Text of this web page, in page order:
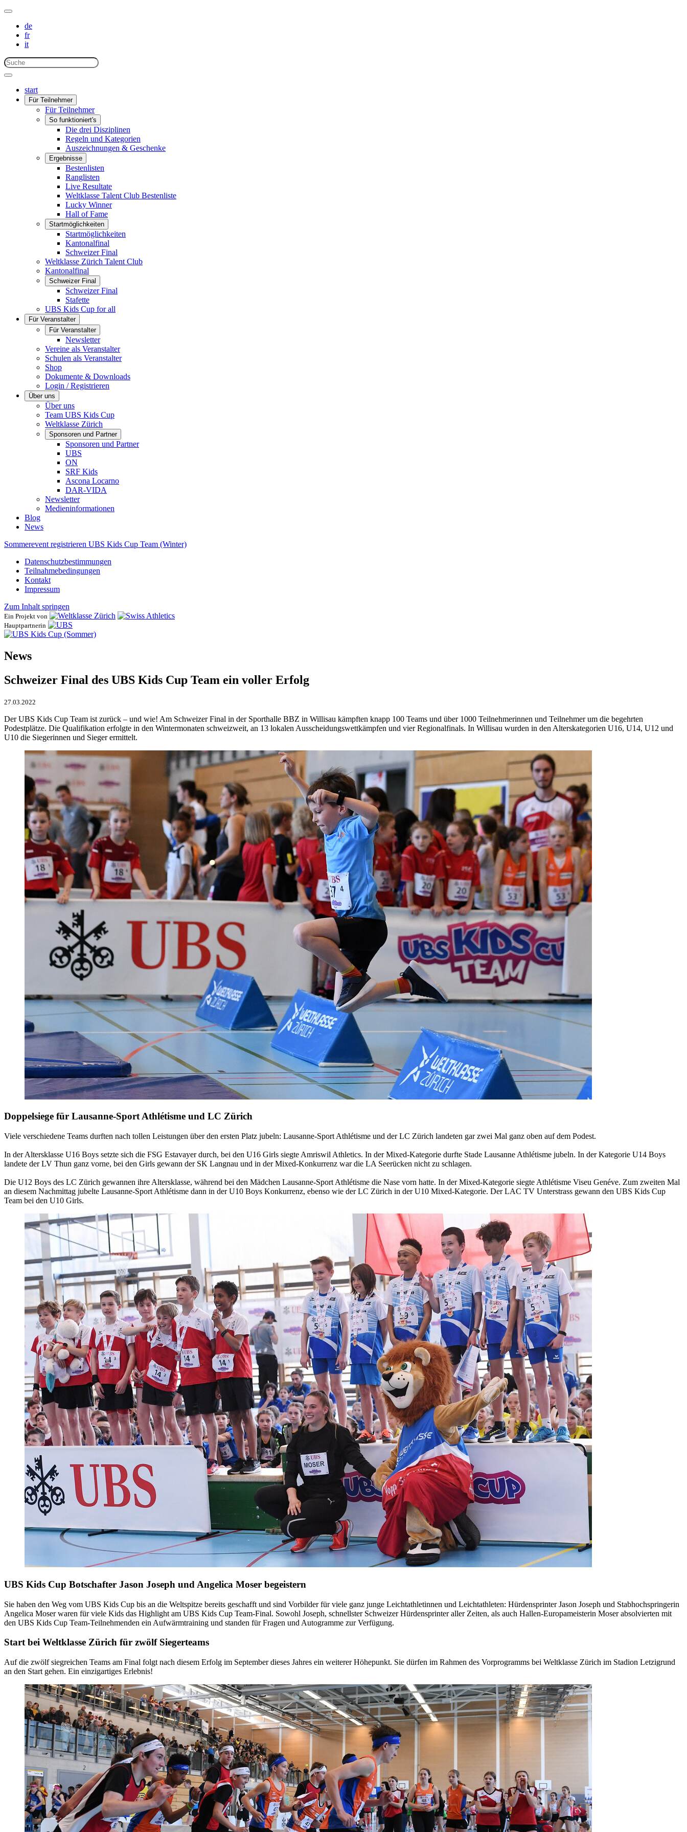
de
fr
it
start
Für Teilnehmer
Für Teilnehmer
So funktioniert's
Die drei Disziplinen
Regeln und Kategorien
Auszeichnungen & Geschenke
Ergebnisse
Bestenlisten
Ranglisten
Live Resultate
Weltklasse Talent Club Bestenliste
Lucky Winner
Hall of Fame
Startmöglichkeiten
Startmöglichkeiten
Kantonalfinal
Schweizer Final
Weltklasse Zürich Talent Club
Kantonalfinal
Schweizer Final
Schweizer Final
Stafette
UBS Kids Cup for all
Für Veranstalter
Für Veranstalter
Newsletter
Vereine als Veranstalter
Schulen als Veranstalter
Shop
Dokumente & Downloads
Login / Registrieren
Über uns
Über uns
Team UBS Kids Cup
Weltklasse Zürich
Sponsoren und Partner
Sponsoren und Partner
UBS
ON
SRF Kids
Ascona ​Locarno
DAR-VIDA
Newsletter
Medieninformationen
Blog
News
Sommerevent registrieren UBS Kids Cup Team (Winter)
Datenschutzbestimmungen
Teilnahmebedingungen
Kontakt
Impressum
Zum Inhalt springen
Ein Projekt von
Hauptpartnerin
News
Schweizer Final des UBS Kids Cup Team ein voller Erfolg
27.03.2022
Der UBS Kids Cup Team ist zurück – und wie! Am Schweizer Final in der Sporthalle BBZ in Willisau kämpften knapp 100 Teams und über 1000 Teilnehmerinnen und Teilnehmer um die begehrten
Podestplätze. Die Qualifikation erfolgte in den Wintermonaten schweizweit, an 13 lokalen Ausscheidungswettkämpfen und vier Regionalfinals. In Willisau wurden in den Alterskategorien U16, U14, U12 und
U10 die Siegerinnen und Sieger ermittelt.
Doppelsiege für Lausanne-Sport Athlétisme und LC Zürich
Viele verschiedene Teams durften nach tollen Leistungen über den ersten Platz jubeln: Lausanne-Sport Athlétisme und der LC Zürich landeten gar zwei Mal ganz oben auf dem Podest.
In der Altersklasse U16 Boys setzte sich die FSG Estavayer durch, bei den U16 Girls siegte Amriswil Athletics. In der Mixed-Kategorie durfte Stade Lausanne Athlétisme jubeln. In der Kategorie U14 Boys
landete der LV Thun ganz vorne, bei den Girls gewann der SK Langnau und in der Mixed-Konkurrenz war die LA Seerücken nicht zu schlagen.
Die U12 Boys des LC Zürich gewannen ihre Altersklasse, während bei den Mädchen Lausanne-Sport Athlétisme die Nase vorn hatte. In der Mixed-Kategorie siegte Athlétisme Viseu Genéve. Zum zweiten Mal
an diesem Nachmittag jubelte Lausanne-Sport Athlétisme dann in der U10 Boys Konkurrenz, ebenso wie der LC Zürich in der U10 Mixed-Kategorie. Der LAC TV Unterstrass gewann den UBS Kids Cup
Team bei den U10 Girls.
UBS Kids Cup Botschafter Jason Joseph und Angelica Moser begeistern
Sie haben den Weg vom UBS Kids Cup bis an die Weltspitze bereits geschafft und sind Vorbilder für viele ganz junge Leichtathletinnen und Leichtathleten: Hürdensprinter Jason Joseph und Stabhochspringerin
Angelica Moser waren für viele Kids das Highlight am UBS Kids Cup Team-Final. Sowohl Joseph, schnellster Schweizer Hürdensprinter aller Zeiten, als auch Hallen-Europameisterin Moser absolvierten mit
den UBS Kids Cup Team-Teilnehmenden ein Aufwärmtraining und standen für Fragen und Autogramme zur Verfügung.
Start bei Weltklasse Zürich für zwölf Siegerteams
Auf die zwölf siegreichen Teams am Final folgt nach diesem Erfolg im September dieses Jahres ein weiterer Höhepunkt. Sie dürfen im Rahmen des Vorprogramms bei Weltklasse Zürich im Stadion Letzigrund
an den Start gehen. Ein einzigartiges Erlebnis!